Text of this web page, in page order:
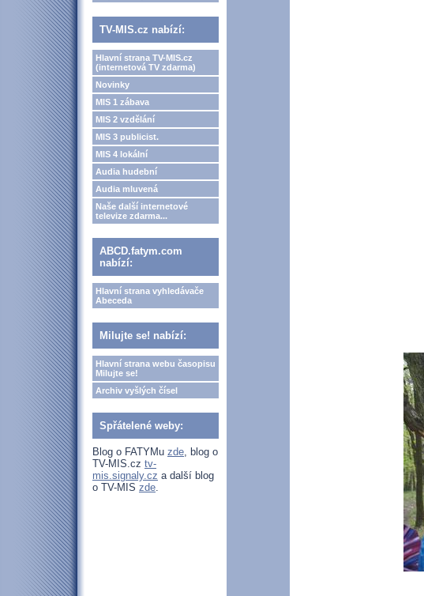
TV-MIS.cz nabízí:
Hlavní strana TV-MIS.cz
(internetová TV zdarma)
Novinky
MIS 1 zábava
MIS 2 vzdělání
MIS 3 publicist.
MIS 4 lokální
Audia hudební
Audia mluvená
Naše další internetové
televize zdarma...
ABCD.fatym.com
nabízí:
Hlavní strana vyhledávače
Abeceda
Milujte se! nabízí:
Hlavní strana webu časopisu
Milujte se!
Archiv vyšlých čísel
Spřátelené weby:
Blog o FATYMu zde, blog o
TV-MIS.cz tv-
mis.signaly.cz a další blog
o TV-MIS zde.